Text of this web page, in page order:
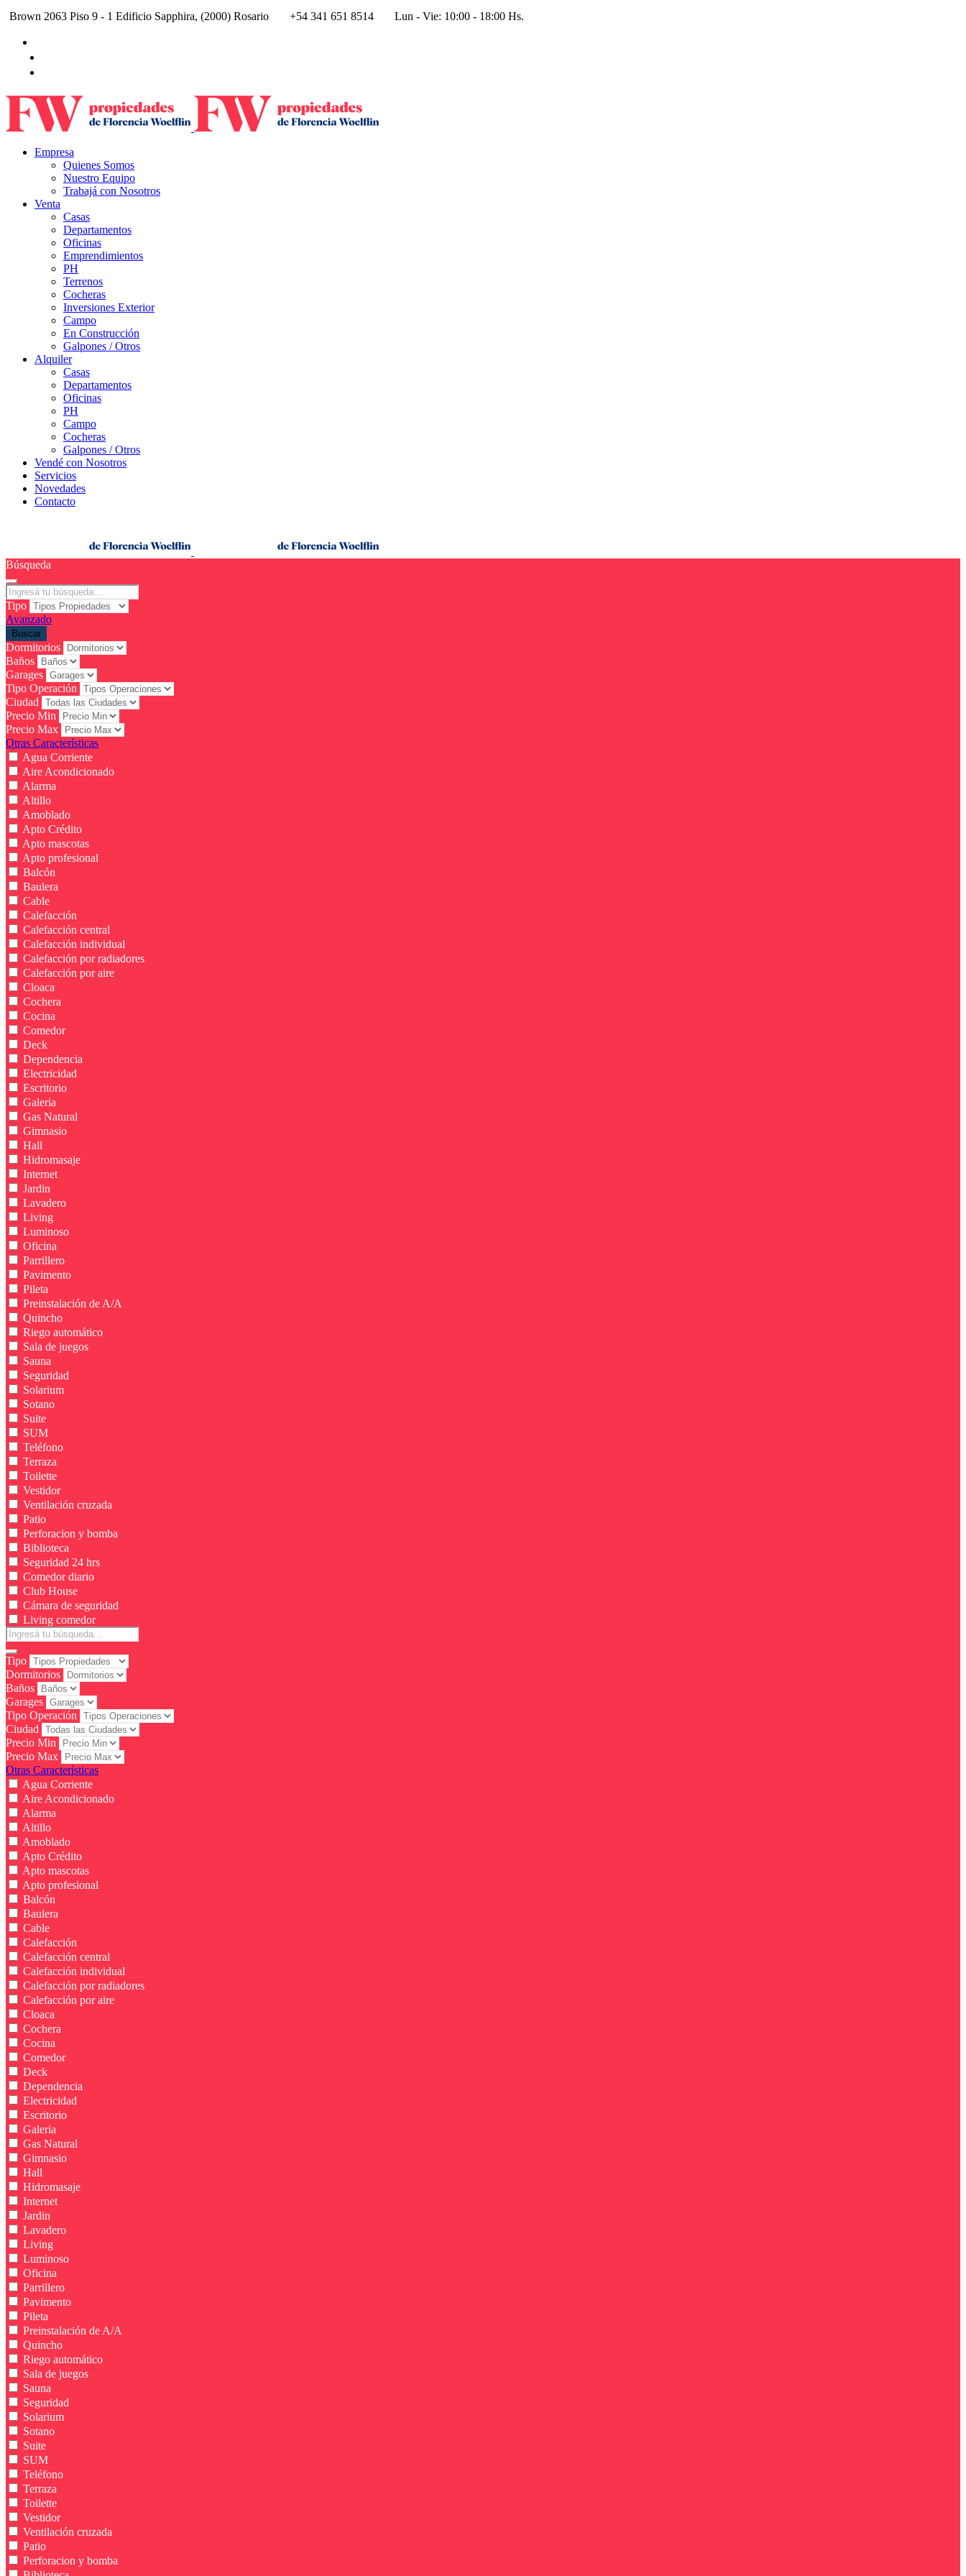
Brown 2063 Piso 9 - 1 Edificio Sapphira, (2000) Rosario +54 341 651 8514 Lun - Vie: 10:00 - 18:00 Hs.
Empresa
Quienes Somos
Nuestro Equipo
Trabajá con Nosotros
Venta
Casas
Departamentos
Oficinas
Emprendimientos
PH
Terrenos
Cocheras
Inversiones Exterior
Campo
En Construcción
Galpones / Otros
Alquiler
Casas
Departamentos
Oficinas
PH
Campo
Cocheras
Galpones / Otros
Vendé con Nosotros
Servicios
Novedades
Contacto
Búsqueda
Tipo
Avanzado
Buscar
Dormitorios
Baños
Garages
Tipo Operación
Ciudad
Precio Min
Precio Max
Otras Características
Agua Corriente
Aire Acondicionado
Alarma
Altillo
Amoblado
Apto Crédito
Apto mascotas
Apto profesional
Balcón
Baulera
Cable
Calefacción
Calefacción central
Calefacción individual
Calefacción por radiadores
Calefacción por aire
Cloaca
Cochera
Cocina
Comedor
Deck
Dependencia
Electricidad
Escritorio
Galeria
Gas Natural
Gimnasio
Hall
Hidromasaje
Internet
Jardin
Lavadero
Living
Luminoso
Oficina
Parrillero
Pavimento
Pileta
Preinstalación de A/A
Quincho
Riego automático
Sala de juegos
Sauna
Seguridad
Solarium
Sotano
Suite
SUM
Teléfono
Terraza
Toilette
Vestidor
Ventilación cruzada
Patio
Perforacion y bomba
Biblioteca
Seguridad 24 hrs
Comedor diario
Club House
Cámara de seguridad
Living comedor
Tipo
Dormitorios
Baños
Garages
Tipo Operación
Ciudad
Precio Min
Precio Max
Otras Características
Agua Corriente
Aire Acondicionado
Alarma
Altillo
Amoblado
Apto Crédito
Apto mascotas
Apto profesional
Balcón
Baulera
Cable
Calefacción
Calefacción central
Calefacción individual
Calefacción por radiadores
Calefacción por aire
Cloaca
Cochera
Cocina
Comedor
Deck
Dependencia
Electricidad
Escritorio
Galeria
Gas Natural
Gimnasio
Hall
Hidromasaje
Internet
Jardin
Lavadero
Living
Luminoso
Oficina
Parrillero
Pavimento
Pileta
Preinstalación de A/A
Quincho
Riego automático
Sala de juegos
Sauna
Seguridad
Solarium
Sotano
Suite
SUM
Teléfono
Terraza
Toilette
Vestidor
Ventilación cruzada
Patio
Perforacion y bomba